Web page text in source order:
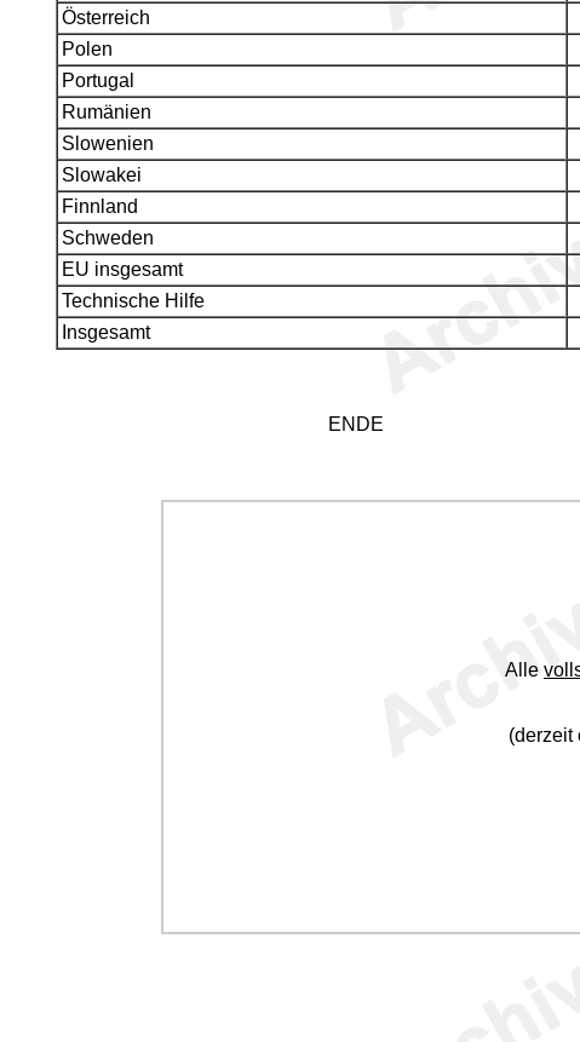
Österreich
Polen
Portugal
Rumänien
Slowenien
Slowakei
Finnland
Schweden
EU insgesamt
Technische Hilfe
Insgesamt
ENDE
Alle
(derzeit